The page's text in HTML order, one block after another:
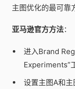
主图优化的最可靠
亚马逊官方方法：
进入Brand
Experiments”
设置主图A和